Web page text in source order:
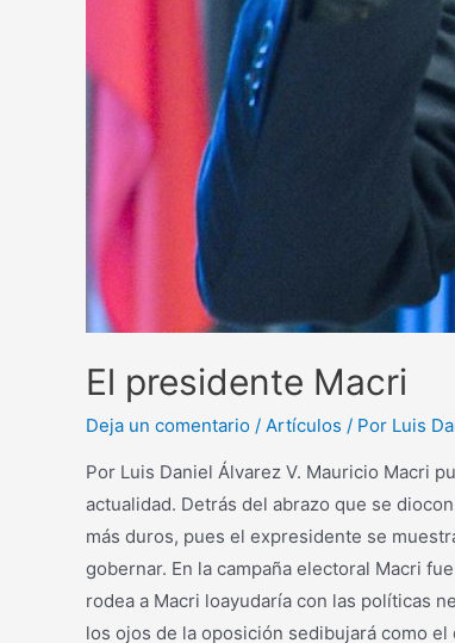
El presidente Macri
Deja un comentario / Artículos / Por Luis
Por Luis Daniel Álvarez V. Mauricio Macri
actualidad. Detrás del abrazo que se
más duros, pues el expresidente se
gobernar. En la campaña electoral Macri
rodea a Macri loayudaría con las políticas
los ojos de la oposición sedibujará como